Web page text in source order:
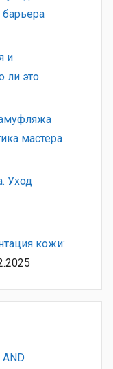
барьера
и
ли это
мастера
Уход
кожи:
AND